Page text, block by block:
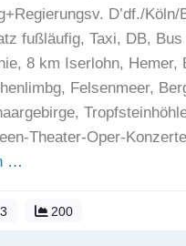
D’df./Köln/
fußläufig, Taxi, DB, Bus
8 km Iserlohn, Hemer,
Felsenmeer,
Theater-Oper-
…
3 200